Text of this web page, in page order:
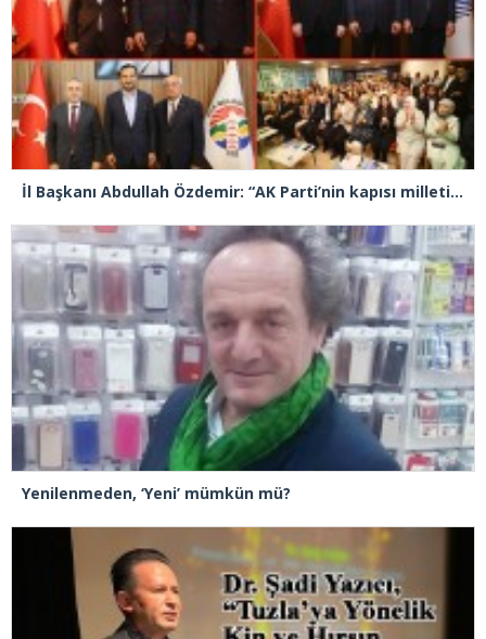
İl Başkanı Abdullah Özdemir: “AK Parti’nin kapısı milletine hizmet etmek isteyen herkese açıktır”
Yenilenmeden, ‘Yeni’ mümkün mü?